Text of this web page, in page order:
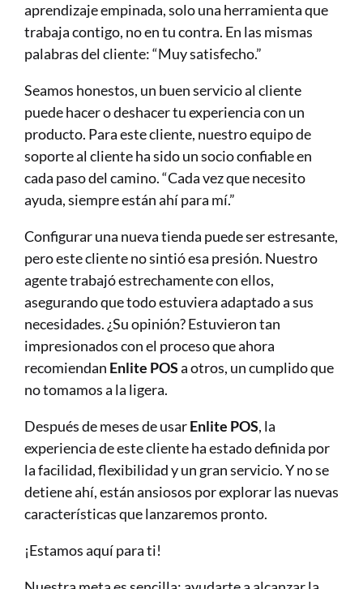
aprendizaje empinada, solo una herramienta que
trabaja contigo, no en tu contra. En las mismas
palabras del cliente: “Muy satisfecho.”
Seamos honestos, un buen servicio al cliente
puede hacer o deshacer tu experiencia con un
producto. Para este cliente, nuestro equipo de
soporte al cliente ha sido un socio confiable en
cada paso del camino. “Cada vez que necesito
ayuda, siempre están ahí para mí.”
Configurar una nueva tienda puede ser estresante,
pero este cliente no sintió esa presión. Nuestro
agente trabajó estrechamente con ellos,
asegurando que todo estuviera adaptado a sus
necesidades. ¿Su opinión? Estuvieron tan
impresionados con el proceso que ahora
recomiendan Enlite POS a otros, un cumplido que
no tomamos a la ligera.
Después de meses de usar Enlite POS, la
experiencia de este cliente ha estado definida por
la facilidad, flexibilidad y un gran servicio. Y no se
detiene ahí, están ansiosos por explorar las nuevas
características que lanzaremos pronto.
¡Estamos aquí para ti!